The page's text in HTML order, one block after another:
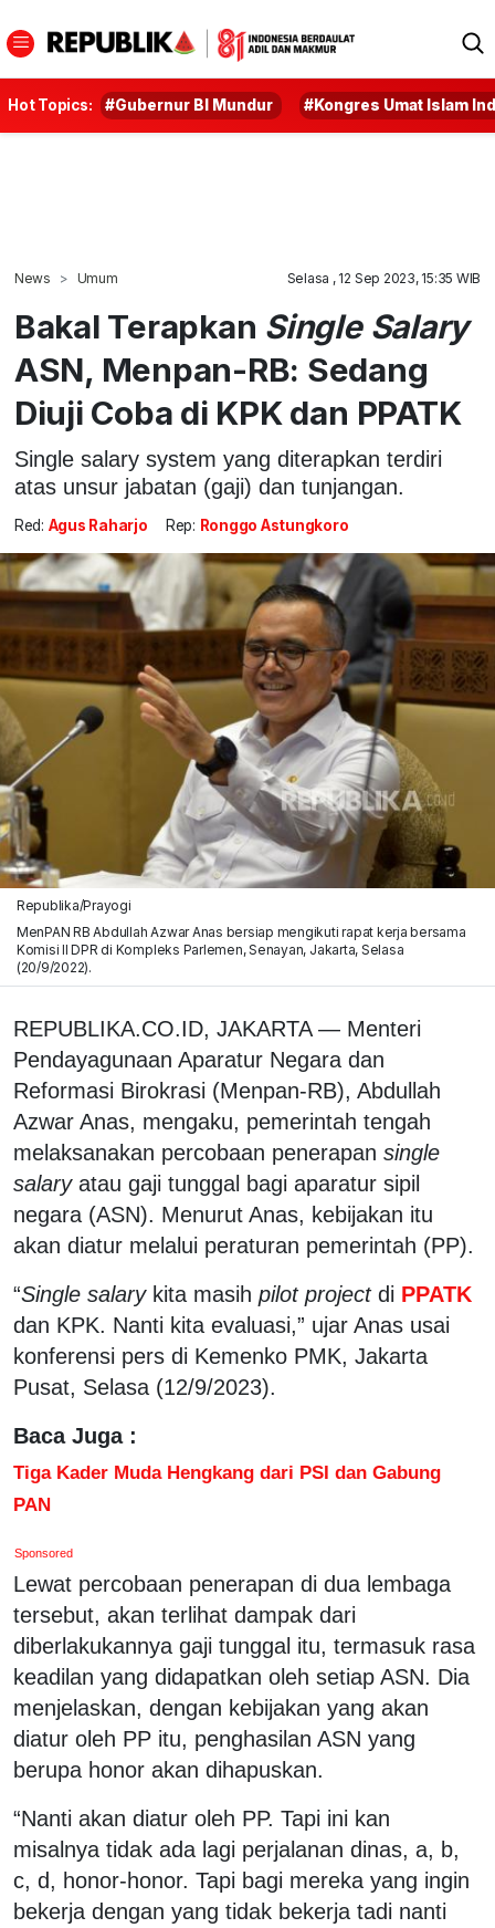
Hot Topics: #Gubernur BI Mundur #Kongres Umat Islam
News Umum Selasa , 12 Sep 2023, 15:35 WIB
Bakal Terapkan Single Salary
ASN, Menpan-RB: Sedang
Diuji Coba di KPK dan PPATK
Single salary system yang diterapkan terdiri
atas unsur jabatan (gaji) dan tunjangan.
Red: Agus Raharjo Rep: Ronggo Astungkoro
Republika/Prayogi
MenPAN RB Abdullah Azwar Anas bersiap mengikuti rapat kerja bersama
Komisi II DPR di Kompleks Parlemen, Senayan, Jakarta, Selasa
(20/9/2022).
REPUBLIKA.CO.ID, JAKARTA — Menteri
Pendayagunaan Aparatur Negara dan
Reformasi Birokrasi (Menpan-RB), Abdullah
Azwar Anas, mengaku, pemerintah tengah
melaksanakan percobaan penerapan single
salaryatau gaji tunggal bagi aparatur sipil
negara (ASN). Menurut Anas, kebijakan itu
akan diatur melalui peraturan pemerintah (PP).
“Single salarykita masih pilot projectdi PPATK
dan KPK. Nanti kita evaluasi,” ujar Anas usai
konferensi pers di Kemenko PMK, Jakarta
Pusat, Selasa (12/9/2023).
Baca Juga :
Tiga Kader Muda Hengkang dari PSI dan Gabung
PAN
Sponsored
Lewat percobaan penerapan di dua lembaga
tersebut, akan terlihat dampak dari
diberlakukannya gaji tunggal itu, termasuk rasa
keadilan yang didapatkan oleh setiap ASN. Dia
menjelaskan, dengan kebijakan yang akan
diatur oleh PP itu, penghasilan ASN yang
berupa honor akan dihapuskan.
“Nanti akan diatur oleh PP. Tapi ini kan
misalnya tidak ada lagi perjalanan dinas, a, b,
c, d, honor-honor. Tapi bagi mereka yang ingin
bekerja dengan yang tidak bekerja tadi nanti